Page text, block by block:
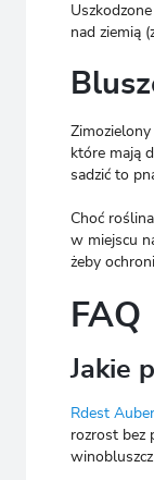
nad ziemią
Zimozielony
które mają
sadzić to
Choć
w miejscu
żeby
FAQ
Jakie
Rdest
rozrost bez